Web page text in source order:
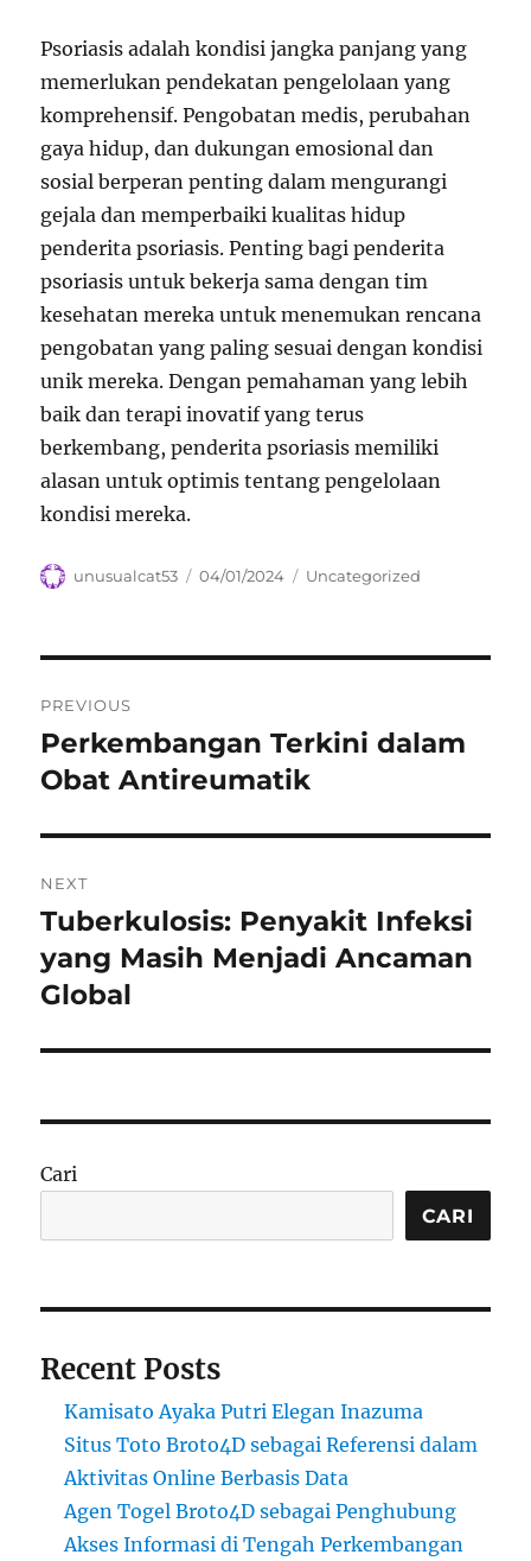
Psoriasis adalah kondisi jangka panjang yang
memerlukan pendekatan pengelolaan yang
komprehensif. Pengobatan medis, perubahan
gaya hidup, dan dukungan emosional dan
sosial berperan penting dalam mengurangi
gejala dan memperbaiki kualitas hidup
penderita psoriasis. Penting bagi penderita
psoriasis untuk bekerja sama dengan tim
kesehatan mereka untuk menemukan rencana
pengobatan yang paling sesuai dengan kondisi
unik mereka. Dengan pemahaman yang lebih
baik dan terapi inovatif yang terus
berkembang, penderita psoriasis memiliki
alasan untuk optimis tentang pengelolaan
kondisi mereka.
Author
unusualcat53
Posted
04/01/2024 Categories
Uncategorized
pos
PREVIOUS
Previous
post:
Perkembangan Terkini dalam
Obat Antireumatik
NEXT
Next
post:
Tuberkulosis: Penyakit Infeksi
yang Masih Menjadi Ancaman
Global
Cari
CARI
Recent Posts
Kamisato Ayaka Putri Elegan Inazuma
Situs Toto Broto4D sebagai Referensi dalam
Aktivitas Online Berbasis Data
Agen Togel Broto4D sebagai Penghubung
Akses Informasi di Tengah Perkembangan